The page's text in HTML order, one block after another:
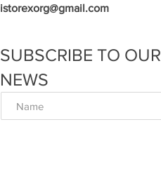
istorexorg@gmail.com
SUBSCRIBE TO OUR
NEWS